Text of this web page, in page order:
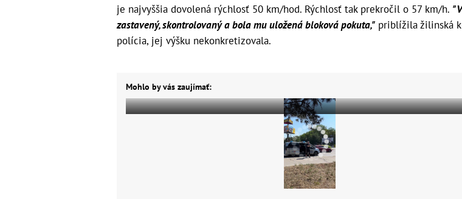
je najvyššia dovolená rýchlosť 50 km/hod. Rýchlosť tak prekročil o 57 km/h.
zastavený, skontrolovaný a bola mu uložená bloková pokuta," priblížila žilinská
polícia, jej výšku nekonkretizovala.
Mohlo by vás zaujímať: